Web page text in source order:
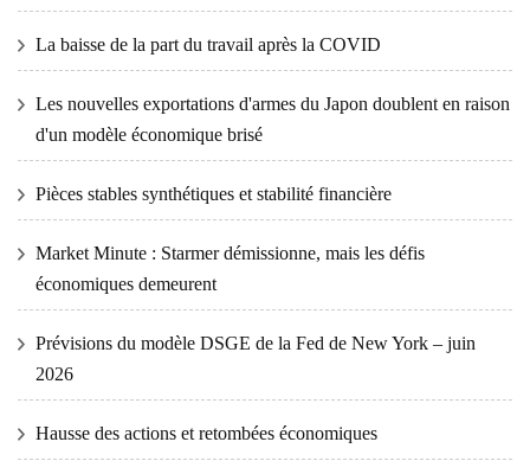
La baisse de la part du travail après la COVID
Les nouvelles exportations d'armes du Japon doublent en raison
d'un modèle économique brisé
Pièces stables synthétiques et stabilité financière
Market Minute : Starmer démissionne, mais les défis
économiques demeurent
Prévisions du modèle DSGE de la Fed de New York – juin
2026
Hausse des actions et retombées économiques